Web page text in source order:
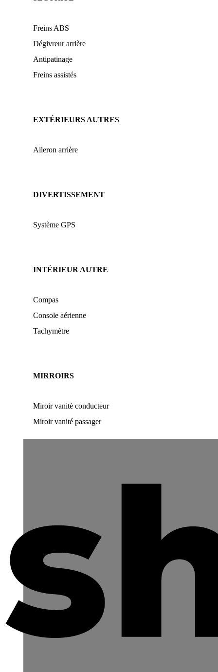
Freins ABS
Dégivreur arrière
Antipatinage
Freins assistés
EXTÉRIEURS AUTRES
Aileron arrière
DIVERTISSEMENT
Système GPS
INTÉRIEUR AUTRE
Compas
Console aérienne
Tachymètre
MIRROIRS
Miroir vanité conducteur
Miroir vanité passager